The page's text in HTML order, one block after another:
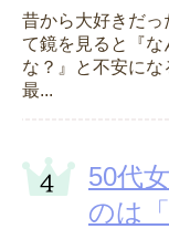
昔から大好きだっ
て鏡を見ると『
な？』と不安に
最...
50代
のは